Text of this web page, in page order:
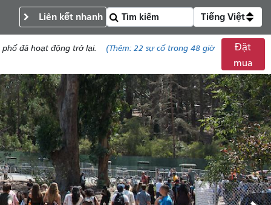
Liên kết nhanh Tiếng Việt
phố đã hoạt động trở lại. (Thêm: 22 sự cố trong 48 giờ
Đặt
mua